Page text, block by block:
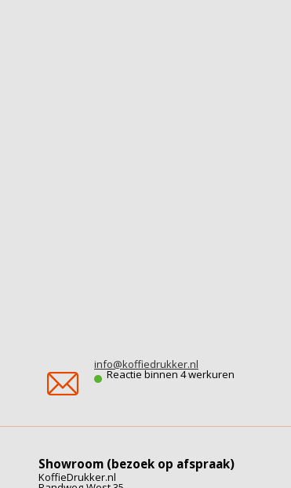
info@koffiedrukker.nl
Reactie binnen 4 werkuren
Showroom (bezoek op afspraak)
KoffieDrukker.nl